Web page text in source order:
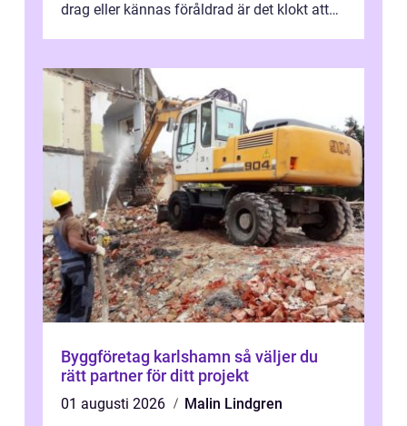
drag eller kännas föråldrad är det klokt att
Byggföretag karlshamn så väljer du
rätt partner för ditt projekt
01 augusti 2026
Malin Lindgren